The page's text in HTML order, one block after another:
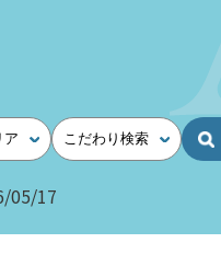
ア こだわり検索
05/17